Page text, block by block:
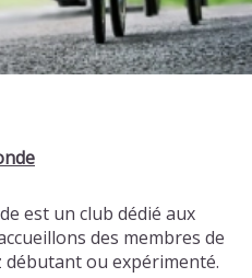
est un club dédié aux
des membres de
débutant ou expérimenté.